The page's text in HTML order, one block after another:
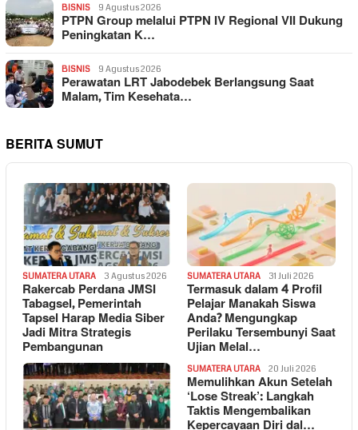
BISNIS 9 Agustus 2026
PTPN Group melalui PTPN IV Regional VII Dukung
Peningkatan K…
BISNIS 9 Agustus 2026
Perawatan LRT Jabodebek Berlangsung Saat
Malam, Tim Kesehata…
BERITA SUMUT
SUMATERA UTARA 3 Agustus 2026
Rakercab Perdana JMSI
Tabagsel, Pemerintah
Tapsel Harap Media Siber
Jadi Mitra Strategis
Pembangunan
SUMATERA UTARA 31 Juli 2026
Termasuk dalam 4 Profil
Pelajar Manakah Siswa
Anda? Mengungkap
Perilaku Tersembunyi Saat
Ujian Melal…
SUMATERA UTARA 20 Juli 2026
Memulihkan Akun Setelah
‘Lose Streak’: Langkah
Taktis Mengembalikan
Kepercayaan Diri dal…